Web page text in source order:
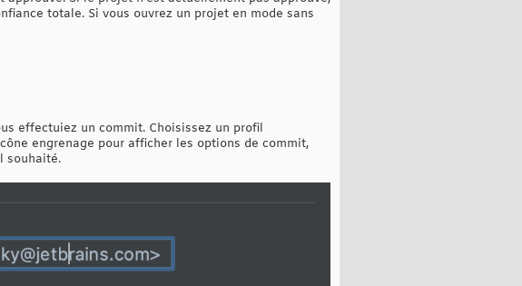
totale. Si vous ouvrez un projet en mode sans
effectuiez un commit. Choisissez un profil
engrenage pour afficher les options de commit,
souhaité.